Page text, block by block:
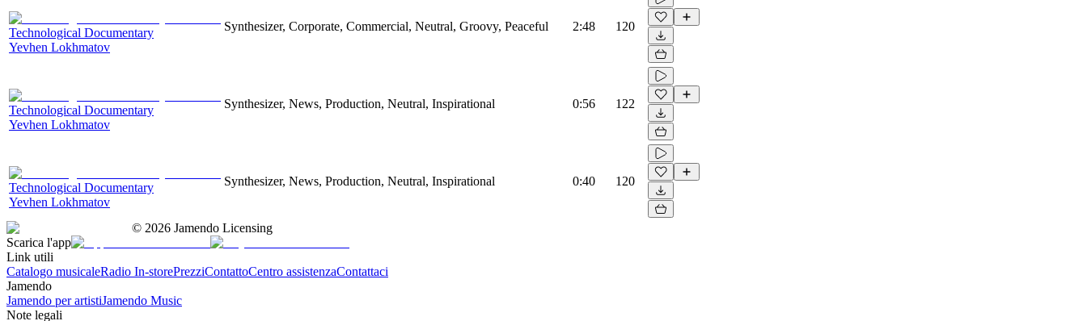
Technological Documentary
Yevhen Lokhmatov
Synthesizer, Corporate, Commercial, Neutral, Groovy, Peaceful 2:48 120
Technological Documentary
Yevhen Lokhmatov
Synthesizer, News, Production, Neutral, Inspirational 0:56 122
Technological Documentary
Yevhen Lokhmatov
Synthesizer, News, Production, Neutral, Inspirational 0:40 120
© 2026 Jamendo Licensing
Scarica l'app
Link utili
Catalogo musicaleRadio In-storePrezziContattoCentro assistenzaContattaci
Jamendo
Jamendo per artistiJamendo Music
Note legali